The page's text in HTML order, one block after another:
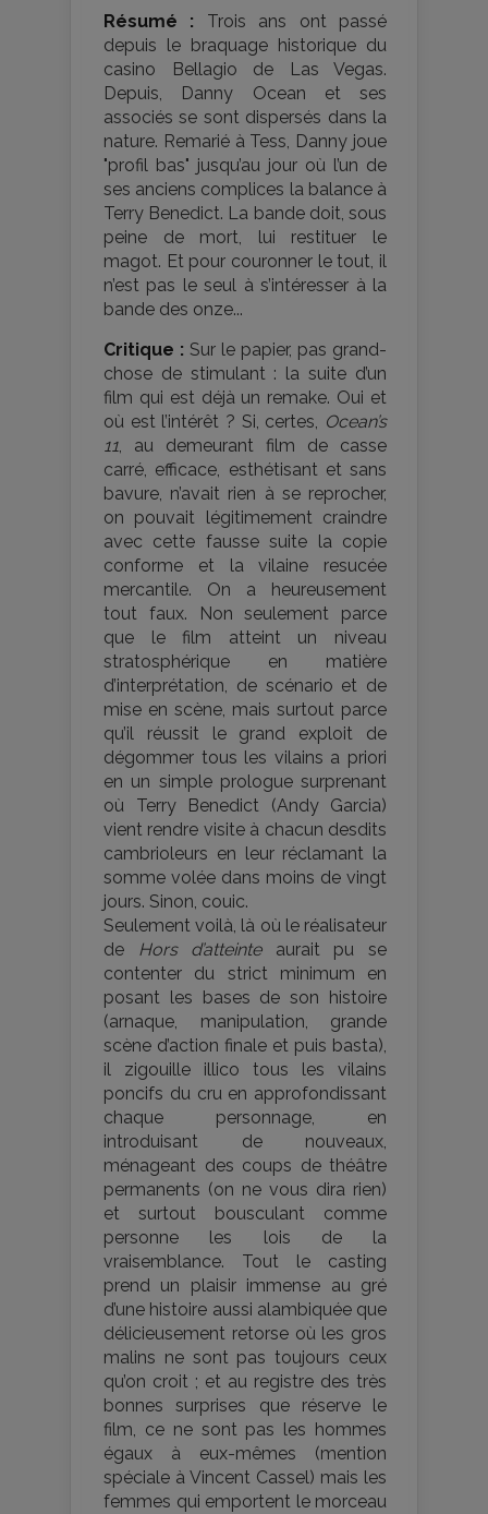
Résumé : Trois ans ont passé
depuis le braquage historique du
casino Bellagio de Las Vegas.
Depuis, Danny Ocean et ses
associés se sont dispersés dans la
nature. Remarié à Tess, Danny joue
"profil bas" jusqu’au jour où l’un de
ses anciens complices la balance à
Terry Benedict. La bande doit, sous
peine de mort, lui restituer le
magot. Et pour couronner le tout, il
n’est pas le seul à s’intéresser à la
bande des onze...
Critique : Sur le papier, pas grand-
chose de stimulant : la suite d’un
film qui est déjà un remake. Oui et
où est l’intérêt ? Si, certes, Ocean’s
11, au demeurant film de casse
carré, efficace, esthétisant et sans
bavure, n’avait rien à se reprocher,
on pouvait légitimement craindre
avec cette fausse suite la copie
conforme et la vilaine resucée
mercantile. On a heureusement
tout faux. Non seulement parce
que le film atteint un niveau
stratosphérique en matière
d’interprétation, de scénario et de
mise en scène, mais surtout parce
qu’il réussit le grand exploit de
dégommer tous les vilains a priori
en un simple prologue surprenant
où Terry Benedict (Andy Garcia)
vient rendre visite à chacun desdits
cambrioleurs en leur réclamant la
somme volée dans moins de vingt
jours. Sinon, couic.
Seulement voilà, là où le réalisateur
de Hors d’atteinteaurait pu se
contenter du strict minimum en
posant les bases de son histoire
(arnaque, manipulation, grande
scène d’action finale et puis basta),
il zigouille illico tous les vilains
poncifs du cru en approfondissant
chaque personnage, en
introduisant de nouveaux,
ménageant des coups de théâtre
permanents (on ne vous dira rien)
et surtout bousculant comme
personne les lois de la
vraisemblance. Tout le casting
prend un plaisir immense au gré
d’une histoire aussi alambiquée que
délicieusement retorse où les gros
malins ne sont pas toujours ceux
qu’on croit ; et au registre des très
bonnes surprises que réserve le
film, ce ne sont pas les hommes
égaux à eux-mêmes (mention
spéciale à Vincent Cassel) mais les
femmes qui emportent le morceau